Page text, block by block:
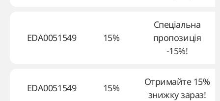
EDA0051549 15%
Спеціальна
пропозиція
-15%!
EDA0051549 15%
Отримайте 15%
знижку зараз!